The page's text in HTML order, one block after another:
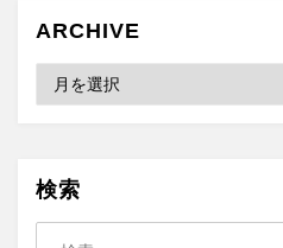
ARCHIVE
Archive
検索